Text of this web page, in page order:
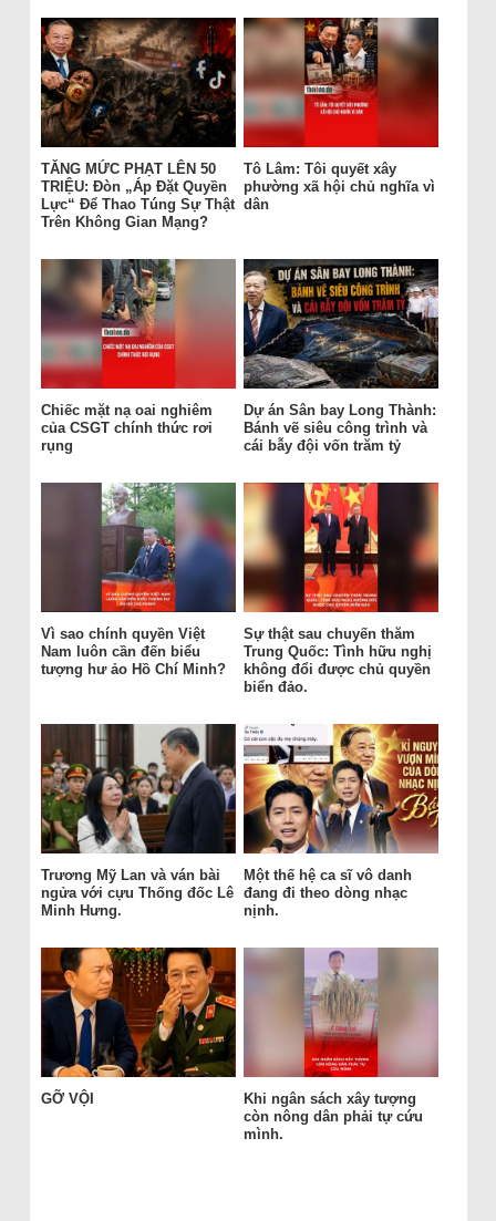
TĂNG MỨC PHẠT LÊN 50
TRIỆU: Đòn „Áp Đặt Quyền
Lực“ Để Thao Túng Sự Thật
Trên Không Gian Mạng?
Tô Lâm: Tôi quyết xây
phường xã hội chủ nghĩa vì
dân
Chiếc mặt nạ oai nghiêm
của CSGT chính thức rơi
rụng
Dự án Sân bay Long Thành:
Bánh vẽ siêu công trình và
cái bẫy đội vốn trăm tỷ
Vì sao chính quyền Việt
Nam luôn cần đến biểu
tượng hư ảo Hồ Chí Minh?
Sự thật sau chuyến thăm
Trung Quốc: Tình hữu nghị
không đổi được chủ quyền
biển đảo.
Trương Mỹ Lan và ván bài
ngửa với cựu Thống đốc Lê
Minh Hưng.
Một thế hệ ca sĩ vô danh
đang đi theo dòng nhạc
nịnh.
GỠ VỘI
Khi ngân sách xây tượng
còn nông dân phải tự cứu
mình.